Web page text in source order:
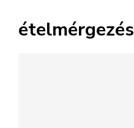
ételmérgezés